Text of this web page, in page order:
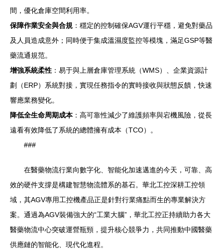
間，優化倉庫空間利用率。
保障作業安全與合規 ：穩定的控制確保AGV運行平穩，避免對藥品
及人員造成意外；同時便于集成溫濕度監控等模塊，滿足GSP等醫
藥流通規范。
增強系統柔性 ：易于與上層倉庫管理系統（WMS）、企業資源計
劃（ERP）系統對接，實現任務指令的實時接收與狀態反饋，快速
響應業務變化。
降低全生命周期成本：高可靠性減少了維護頻率與宕機風險，從長
遠看有效降低了系統的總體擁有成本（TCO）。
###
在醫藥物流行業向數字化、智能化加速邁進的今天，可靠、高
效的硬件支撐是構建智慧物流體系的基石。華北工控深耕工控領
域，其AGV專用工控機產品正是針對行業痛點而生的專業解決方
案。通過為AGV裝備強大的“工業大腦”，華北工控正持續助力各大
醫藥物流中心突破運營瓶頸，提升核心競爭力，共同推動中國醫藥
供應鏈的智能化、現代化進程。